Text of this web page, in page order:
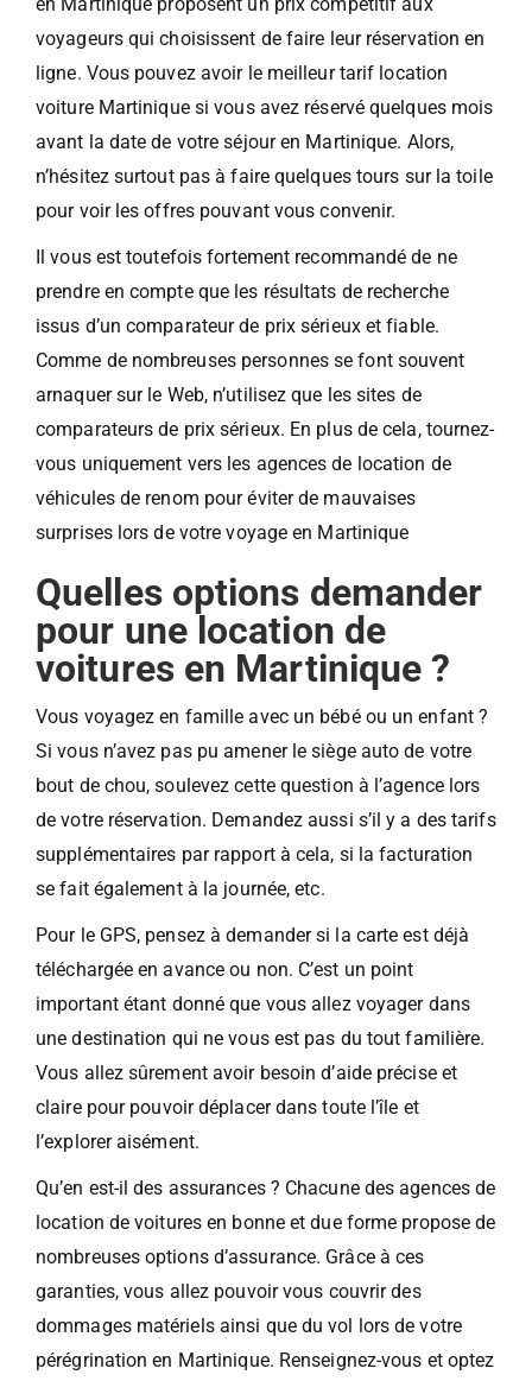
voyageurs qui choisissent de faire leur réservation en
ligne. Vous pouvez avoir le meilleur tarif location
voiture Martinique si vous avez réservé quelques mois
avant la date de votre séjour en Martinique. Alors,
n’hésitez surtout pas à faire quelques tours sur la toile
pour voir les offres pouvant vous convenir.
Il vous est toutefois fortement recommandé de ne
prendre en compte que les résultats de recherche
issus d’un comparateur de prix sérieux et fiable.
Comme de nombreuses personnes se font souvent
arnaquer sur le Web, n’utilisez que les sites de
comparateurs de prix sérieux. En plus de cela, tournez-
vous uniquement vers les agences de location de
véhicules de renom pour éviter de mauvaises
surprises lors de votre voyage en Martinique
Quelles options demander
pour une location de
voitures en Martinique ?
Vous voyagez en famille avec un bébé ou un enfant ?
Si vous n’avez pas pu amener le siège auto de votre
bout de chou, soulevez cette question à l’agence lors
de votre réservation. Demandez aussi s’il y a des tarifs
supplémentaires par rapport à cela, si la facturation
se fait également à la journée, etc.
Pour le GPS, pensez à demander si la carte est déjà
téléchargée en avance ou non. C’est un point
important étant donné que vous allez voyager dans
une destination qui ne vous est pas du tout familière.
Vous allez sûrement avoir besoin d’aide précise et
claire pour pouvoir déplacer dans toute l’île et
l’explorer aisément.
Qu’en est-il des assurances ? Chacune des agences de
location de voitures en bonne et due forme propose de
nombreuses options d’assurance. Grâce à ces
garanties, vous allez pouvoir vous couvrir des
dommages matériels ainsi que du vol lors de votre
pérégrination en Martinique. Renseignez-vous et optez